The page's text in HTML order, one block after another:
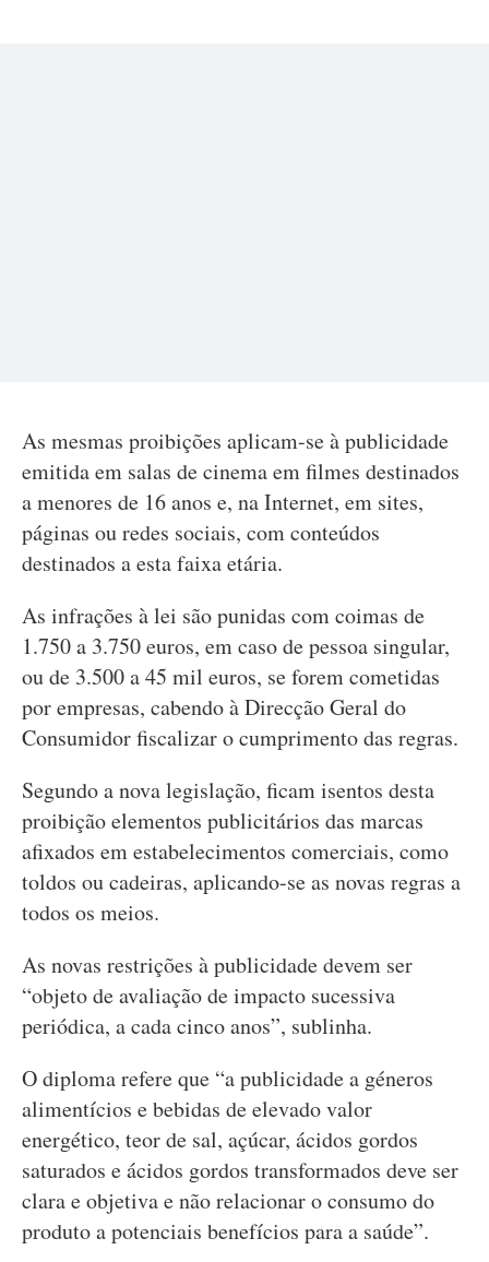
As mesmas proibições aplicam-se à publicidade
emitida em salas de cinema em filmes destinados
a menores de 16 anos e, na Internet, em sites,
páginas ou redes sociais, com conteúdos
destinados a esta faixa etária.
As infrações à lei são punidas com coimas de
1.750 a 3.750 euros, em caso de pessoa singular,
ou de 3.500 a 45 mil euros, se forem cometidas
por empresas, cabendo à Direcção Geral do
Consumidor fiscalizar o cumprimento das regras.
Segundo a nova legislação, ficam isentos desta
proibição elementos publicitários das marcas
afixados em estabelecimentos comerciais, como
toldos ou cadeiras, aplicando-se as novas regras a
todos os meios.
As novas restrições à publicidade devem ser
“objeto de avaliação de impacto sucessiva
periódica, a cada cinco anos”, sublinha.
O diploma refere que “a publicidade a géneros
alimentícios e bebidas de elevado valor
energético, teor de sal, açúcar, ácidos gordos
saturados e ácidos gordos transformados deve ser
clara e objetiva e não relacionar o consumo do
produto a potenciais benefícios para a saúde”.